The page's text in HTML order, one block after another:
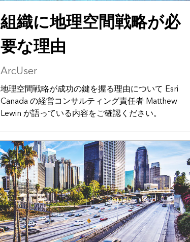
組織に地理空間戦略が必
要な理由
ArcUser
地理空間戦略が成功の鍵を握る理由について Esri
Canada の経営コンサルティング責任者 Matthew
Lewin が語っている内容をご確認ください。